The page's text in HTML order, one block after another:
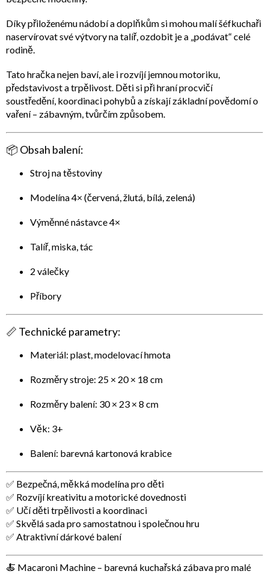
Díky přiloženému nádobí a doplňkům si mohou malí šéfkuchaři
naservírovat své výtvory na talíř, ozdobit je a „podávat“ celé
rodině.
Tato hračka nejen baví, ale irozvíjí jemnou motoriku,
představivost a trpělivost. Děti si při hraní procvičí
soustředění, koordinaci pohybů a získají základní povědomí o
vaření – zábavným, tvůrčím způsobem.
📦 Obsah balení:
Stroj na těstoviny
Modelína 4× (červená, žlutá, bílá, zelená)
Výměnné nástavce 4×
Talíř, miska, tác
2 válečky
Příbory
📏 Technické parametry:
Materiál: plast, modelovací hmota
Rozměry stroje: 25 × 20 × 18 cm
Rozměry balení: 30 × 23 × 8 cm
Věk: 3+
Balení: barevná kartonová krabice
✅ Bezpečná, měkká modelína pro děti
✅ Rozvíjí kreativitu a motorické dovednosti
✅ Učí děti trpělivosti a koordinaci
✅ Skvělá sada pro samostatnou i společnou hru
✅ Atraktivní dárkové balení
🍝 Macaroni Machine – barevná kuchařská zábava pro malé